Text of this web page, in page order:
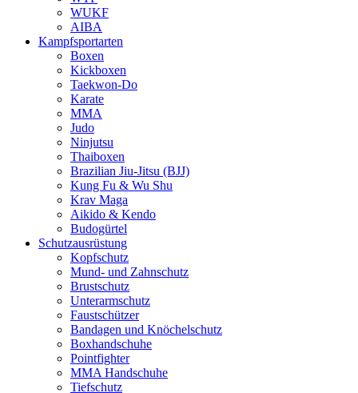
WUKF
AIBA
Kampfsportarten
Boxen
Kickboxen
Taekwon-Do
Karate
MMA
Judo
Ninjutsu
Thaiboxen
Brazilian Jiu-Jitsu (BJJ)
Kung Fu & Wu Shu
Krav Maga
Aikido & Kendo
Budogürtel
Schutzausrüstung
Kopfschutz
Mund- und Zahnschutz
Brustschutz
Unterarmschutz
Faustschützer
Bandagen und Knöchelschutz
Boxhandschuhe
Pointfighter
MMA Handschuhe
Tiefschutz